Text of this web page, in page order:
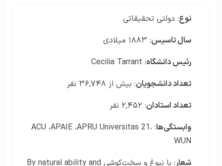
نوع: دولتی تحقیقاتی
سال تاسیس: ۱۸۸۳ میلادی
رئیس دانشگاه: Cecilia Tarrant
تعداد دانشجویان: بیش از ۳۶,۷۴۸ نفر
تعداد استادان: ۲,۴۵۲ نفر
وابستگی‌ها : ACU ،APAIE ،APRU Universitas 21،
WUN
شعار
: با نبوغ و سخت‌کوشی By natural ability and